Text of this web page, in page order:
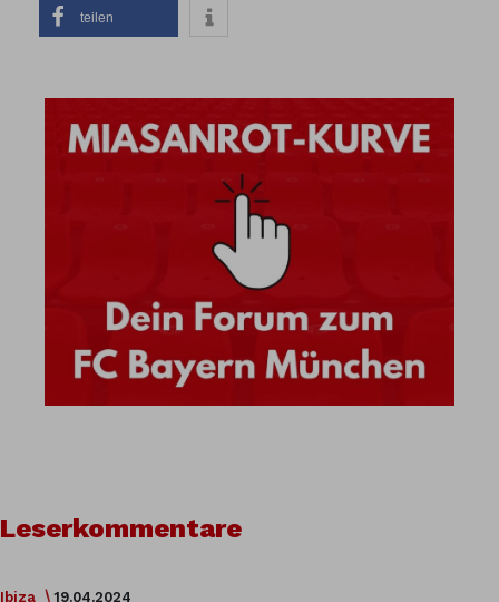
teilen
Leserkommentare
Ibiza 19.04.2024